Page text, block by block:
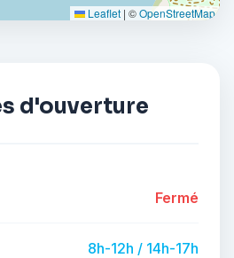
Leaflet | ©OpenStreetMap
d'ouverture
Fermé
8h-12h / 14h-17h